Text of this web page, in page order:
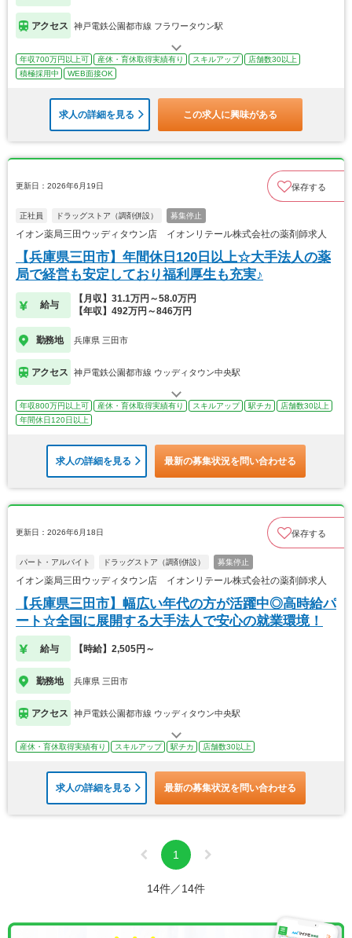
アクセス 神戸電鉄公園都市線 フラワータウン駅
年収700万円以上可 産休・育休取得実績有り スキルアップ
店舗数30以上
積極採用中
WEB面接OK
求人の詳細を見る この求人に興味がある
更新日：2026年6月19日 保存する
正社員 ドラッグストア（調剤併設） 募集停止
イオン薬局三田ウッディタウン店 イオンリテール株式会社の薬剤師求人
【兵庫県三田市】年間休日120日以上☆大手法人の薬
局で経営も安定しており福利厚生も充実♪
給与
【月収】31.1万円～58.0万円
【年収】492万円～846万円
勤務地 兵庫県 三田市
アクセス 神戸電鉄公園都市線 ウッディタウン中央駅
年収800万円以上可 産休・育休取得実績有り スキルアップ 駅チカ
店舗数30以上
年間休日120日以上
求人の詳細を見る 最新の募集状況を問い合わせる
更新日：2026年6月18日 保存する
パート・アルバイト ドラッグストア（調剤併設） 募集停止
イオン薬局三田ウッディタウン店 イオンリテール株式会社の薬剤師求人
【兵庫県三田市】幅広い年代の方が活躍中◎高時給パ
ート☆全国に展開する大手法人で安心の就業環境！
給与 【時給】2,505円～
勤務地 兵庫県 三田市
アクセス 神戸電鉄公園都市線 ウッディタウン中央駅
産休・育休取得実績有り スキルアップ 駅チカ 店舗数30以上
求人の詳細を見る 最新の募集状況を問い合わせる
1
14件／14件